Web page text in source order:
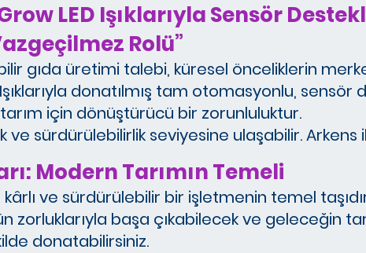
LED Işıklarıyla Sensör
Rolü”
gıda üretimi talebi, küresel önceliklerin
donatılmış tam otomasyonlu,
için dönüştürücü bir zorunluluktur.
sürdürülebilirlik seviyesine ulaşabilir.
Modern Tarımın Temeli
ve sürdürülebilir bir işletmenin temel
başa çıkabilecek ve geleceğin
donatabilirsiniz.